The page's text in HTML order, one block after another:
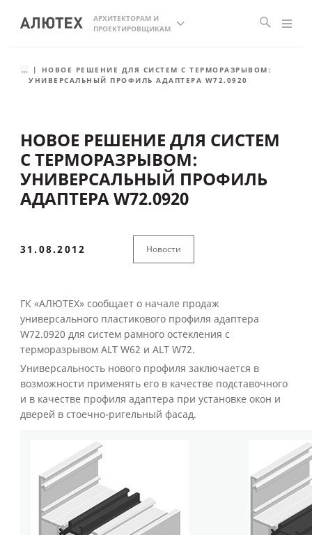
АРХИТЕКТОРАМ И
ПРОЕКТИРОВЩИКАМ
...
НОВОЕ РЕШЕНИЕ ДЛЯ СИСТЕМ С ТЕРМОРАЗРЫВОМ:
УНИВЕРСАЛЬНЫЙ ПРОФИЛЬ АДАПТЕРА W72.0920
НОВОЕ РЕШЕНИЕ ДЛЯ СИСТЕМ
С ТЕРМОРАЗРЫВОМ:
УНИВЕРСАЛЬНЫЙ ПРОФИЛЬ
АДАПТЕРА W72.0920
31.08.2012 Новости
ГК «АЛЮТЕХ» сообщает о начале продаж
универсального пластикового профиля адаптера
W72.0920 для систем рамного остекления с
терморазрывомALT W62 и ALT W72.
Универсальность нового профиля заключается в
возможности применять его в качестве подставочного
и в качестве профиля адаптера при установке окон и
дверей в стоечно-ригельный фасад.